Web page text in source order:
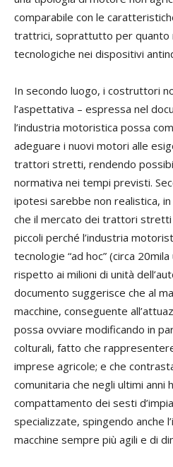
comparabile con le
trattrici, soprattutto per quanto
tecnologiche nei dispositivi
In secondo luogo, i costruttori
l’aspettativa – espressa nel
l’industria motoristica possa
adeguare i nuovi motori alle
trattori stretti, rendendo
normativa nei tempi previsti.
ipotesi sarebbe non realistica,
che il mercato dei trattori
piccoli perché l’industria
tecnologie “ad hoc” (circa
rispetto ai milioni di unità
documento suggerisce che al
macchine, conseguente
possa ovviare modificando in
colturali, fatto che
imprese agricole; e che
comunitaria che negli ultimi anni
compattamento dei sesti
specializzate, spingendo anche
macchine sempre più agili e di